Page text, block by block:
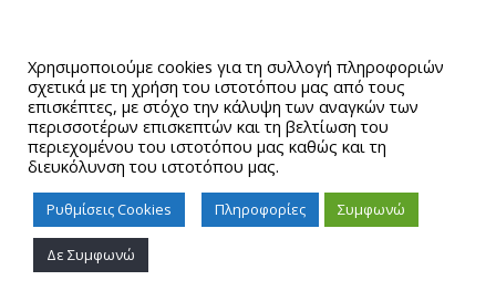
Proudly powered by WordPress
Χρησιμοποιούμε cookies για τη συλλογή πληροφοριών
σχετικά με τη χρήση του ιστοτόπου μας από τους
επισκέπτες, με στόχο την κάλυψη των αναγκών των
περισσοτέρων επισκεπτών και τη βελτίωση του
περιεχομένου του ιστοτόπου μας καθώς και τη
διευκόλυνση του ιστοτόπου μας.
Ρυθμίσεις Cookies Πληροφορίες Συμφωνώ
Δε Συμφωνώ